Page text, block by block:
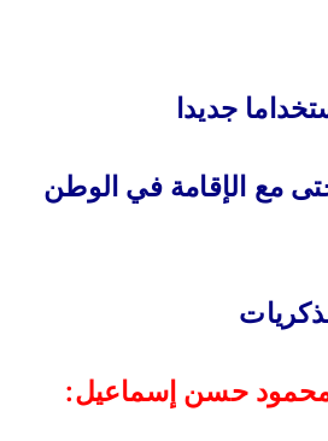
جديدا
مع الإقامة في الوطن
حسن إسماعيل: